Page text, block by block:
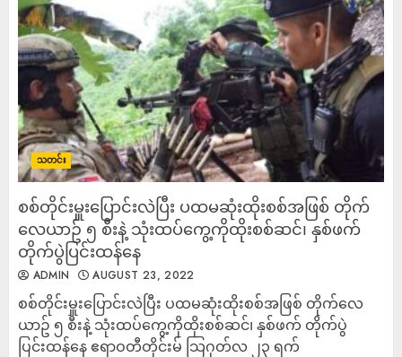
သတင်း
စစ်တိုင်းမှူးပြောင်းလဲပြီး ပထမဆုံးထိုးစစ်အဖြစ် တိုက်
လေယာဥ် ၅ စီးနဲ့ သုံးထပ်ကွေ့ကိုထိုးစစ်ဆင်၊ နှစ်ဖက်
တိုက်ပွဲပြင်းထန်နေ
ADMIN AUGUST 23, 2022
စစ်တိုင်းမှူးပြောင်းလဲပြီး ပထမဆုံးထိုးစစ်အဖြစ် တိုက်လေ
ယာဥ် ၅ စီးနဲ့ သုံးထပ်ကွေ့ကိုထိုးစစ်ဆင်၊ နှစ်ဖက် တိုက်ပွဲ
ပြင်းထန်နေ ဧရာဝတီတိုင်းမ် သြဂုတ်လ ၂၃ ရက်